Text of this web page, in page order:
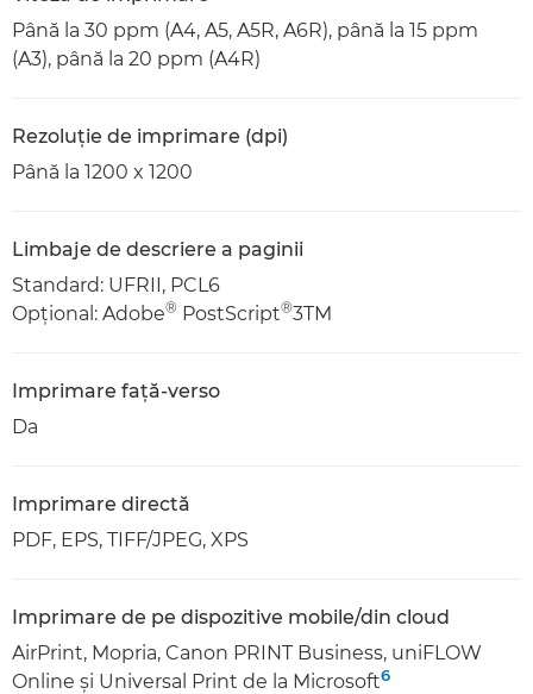
Până la 30 ppm (A4, A5, A5R, A6R), până la 15 ppm
(A3), până la 20 ppm (A4R)
Rezoluţie de imprimare (dpi)
Până la 1200 x 1200
Limbaje de descriere a paginii
Standard: UFRII, PCL6
Opţional: Adobe® PostScript®3TM
Imprimare faţă-verso
Da
Imprimare directă
PDF, EPS, TIFF/JPEG, XPS
Imprimare de pe dispozitive mobile/din cloud
AirPrint, Mopria, Canon PRINT Business, uniFLOW
Online şi Universal Print de la Microsoft6